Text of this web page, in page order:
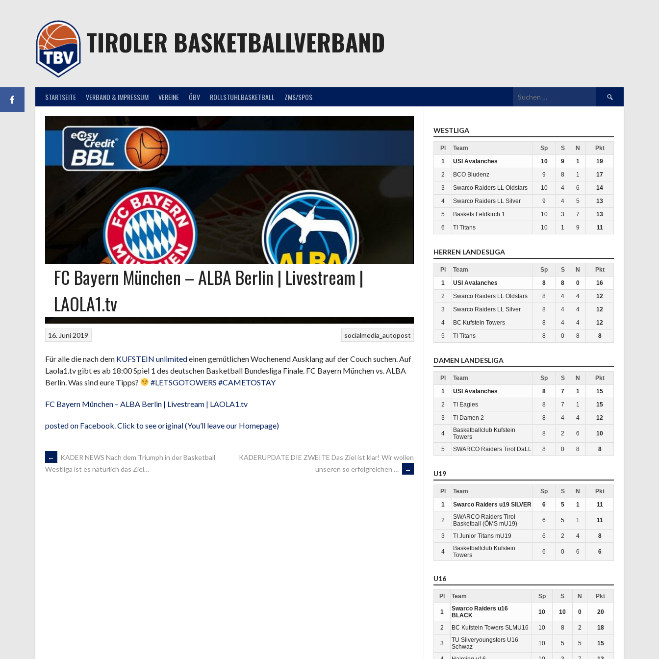
TIROLER BASKETBALLVERBAND
STARTSEITE VERBAND & IMPRESSUM VEREINE ÖBV ROLLSTUHLBASKETBALL ZMS/SPOS
Suchen
nach:
FC Bayern München – ALBA Berlin | Livestream |
LAOLA1.tv
socialmedia_autopost
16. Juni 2019
Für alle die nach dem KUFSTEIN unlimitedeinen gemütlichen Wochenend Ausklang auf der Couch suchen. Auf
Laola1.tv gibt es ab 18:00 Spiel 1 des deutschen Basketball Bundesliga Finale. FC Bayern München vs. ALBA
Berlin. Was sind eure Tipps?
#LETSGOTOWERS #CAMETOSTAY
FC Bayern München – ALBA Berlin | Livestream | LAOLA1.tv
posted on Facebook. Click to see original (You’ll leave our Homepage)
ARTIKEL-
←
KADER NEWS Nach dem Triumph in der Basketball
Westliga ist es natürlich das Ziel…
KADERUPDATE DIE ZWEITE Das Ziel ist klar! Wir wollen
unseren so erfolgreichen …
→
WESTLIGA
Pl Team Sp S N
Pkt
1
USI Avalanches 10 9 1
19
2
BCO Bludenz 9 8 1
17
3
Swarco Raiders LL Oldstars 10 4 6
14
4
Swarco Raiders LL Silver 9 4 5
13
5
Baskets Feldkirch 1 10 3 7
13
6
TI Titans 10 1 9 11
HERREN LANDESLIGA
Pl Team Sp S N
Pkt
1
USI Avalanches 8 8 0
16
2
Swarco Raiders LL Oldstars 8 4 4
12
3
Swarco Raiders LL Silver 8 4 4
12
4
BC Kufstein Towers 8 4 4
12
5
TI Titans 8 0 8 8
DAMEN LANDESLIGA
Pl Team Sp S N
Pkt
1
USI Avalanches 8 7 1
15
2
TI Eagles 8 7 1
15
3
TI Damen 2 8 4 4 12
4
Basketballclub Kufstein
Towers
8 2 6 10
5 SWARCO Raiders Tirol DaLL 8 0 8 8
U19
Pl Team Sp S N
Pkt
1
Swarco Raiders u19 SILVER 6 5 1 11
2
SWARCO Raiders Tirol
Basketball (ÖMS mU19)
6 5 1 11
3 TI Junior Titans mU19 6 2 4 8
4
Basketballclub Kufstein
Towers
6 0 6 6
U16
Pl Team Sp S N Pkt
1
Swarco Raiders u16
BLACK
10 10 0 20
2 BC Kufstein Towers SLMU16 10 8 2 18
3
TU Silveryoungsters U16
Schwaz
10 5 5 15